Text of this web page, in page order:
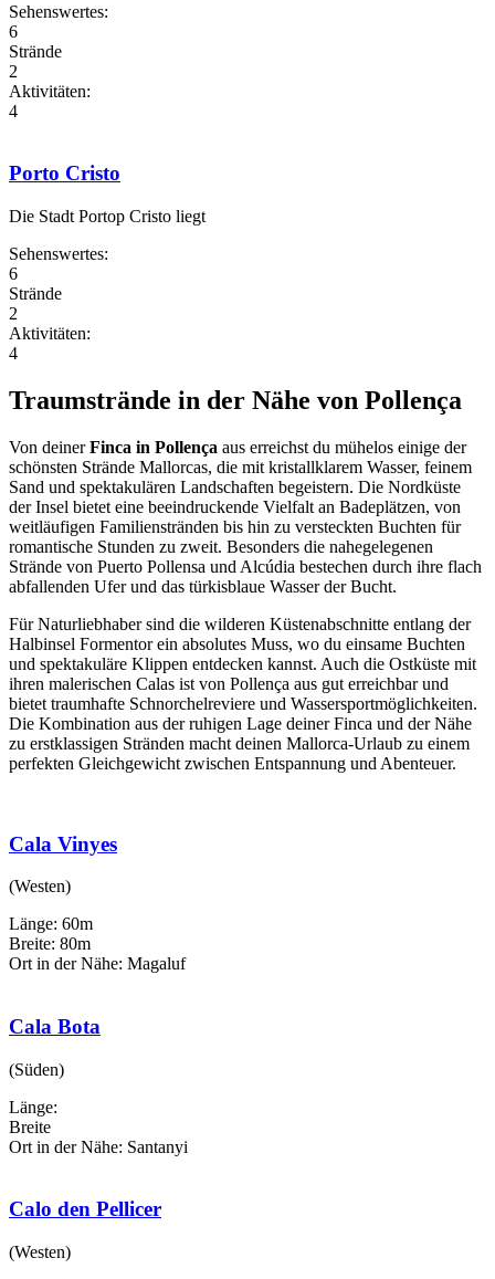
Sehenswertes:
6
Strände
2
Aktivitäten:
4
Porto Cristo
Die Stadt Portop Cristo liegt
Sehenswertes:
6
Strände
2
Aktivitäten:
4
Traumstrände in der Nähe von Pollença
Von deinerFinca in Pollença aus erreichst du mühelos einige der
schönsten Strände Mallorcas, die mit kristallklarem Wasser, feinem
Sand und spektakulären Landschaften begeistern. Die Nordküste
der Insel bietet eine beeindruckende Vielfalt an Badeplätzen, von
weitläufigen Familienstränden bis hin zu versteckten Buchten für
romantische Stunden zu zweit. Besonders die nahegelegenen
Strände von Puerto Pollensa und Alcúdia bestechen durch ihre flach
abfallenden Ufer und das türkisblaue Wasser der Bucht.
Für Naturliebhaber sind die wilderen Küstenabschnitte entlang der
Halbinsel Formentor ein absolutes Muss, wo du einsame Buchten
und spektakuläre Klippen entdecken kannst. Auch die Ostküste mit
ihren malerischen Calas ist von Pollença aus gut erreichbar und
bietet traumhafte Schnorchelreviere und Wassersportmöglichkeiten.
Die Kombination aus der ruhigen Lage deiner Finca und der Nähe
zu erstklassigen Stränden macht deinen Mallorca-Urlaub zu einem
perfekten Gleichgewicht zwischen Entspannung und Abenteuer.
Cala Vinyes
(Westen)
Länge: 60m
Breite: 80m
Ort in der Nähe: Magaluf
Cala Bota
(Süden)
Länge:
Breite
Ort in der Nähe: Santanyi
Calo den Pellicer
(Westen)